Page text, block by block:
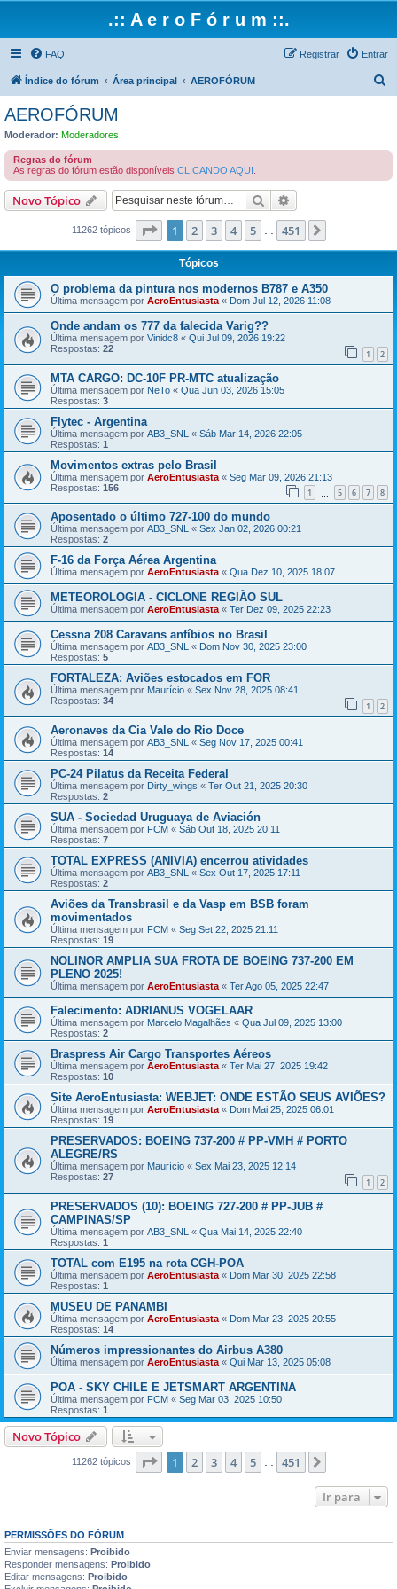
.:: A e r o F ó r u m ::.
FAQ Entrar
Registrar
Índice do fórum Área principal AEROFÓRUM
r
AEROFÓRUM
Moderador: Moderadores
Regras do fórum
As regras do fórum estão disponíveis CLICANDO AQUI
Novo Tópico Pesquisar
11262 tópicos Página de 451
1 2 3 4 5 451
Tópicos
O problema da pintura nos modernos B787 e A350
Última mensagem por AeroEntusiasta « Dom Jul 12, 2026 11:08
Onde andam os 777 da falecida Varig??
Última mensagem por Vinidc8 « Qui Jul 09, 2026 19:22
Respostas: 22 1 2
MTA CARGO: DC-10F PR-MTC atualização
Última mensagem por NeTo « Qua Jun 03, 2026 15:05
Respostas: 3
Flytec - Argentina
Última mensagem por AB3_SNL « Sáb Mar 14, 2026 22:05
Respostas: 1
Movimentos extras pelo Brasil
Última mensagem por AeroEntusiasta « Seg Mar 09, 2026 21:13
Respostas: 156 1 5 6 7 8
Aposentado o último 727-100 do mundo
Última mensagem por AB3_SNL « Sex Jan 02, 2026 00:21
Respostas: 2
F-16 da Força Aérea Argentina
Última mensagem por AeroEntusiasta « Qua Dez 10, 2025 18:07
METEOROLOGIA - CICLONE REGIÃO SUL
Última mensagem por AeroEntusiasta « Ter Dez 09, 2025 22:23
Cessna 208 Caravans anfíbios no Brasil
Última mensagem por AB3_SNL « Dom Nov 30, 2025 23:00
Respostas: 5
FORTALEZA: Aviões estocados em FOR
Última mensagem por Maurício « Sex Nov 28, 2025 08:41
Respostas: 34 1 2
Aeronaves da Cia Vale do Rio Doce
Última mensagem por AB3_SNL « Seg Nov 17, 2025 00:41
Respostas: 14
PC-24 Pilatus da Receita Federal
Última mensagem por Dirty_wings « Ter Out 21, 2025 20:30
Respostas: 2
SUA - Sociedad Uruguaya de Aviación
Última mensagem por FCM « Sáb Out 18, 2025 20:11
Respostas: 7
TOTAL EXPRESS (ANIVIA) encerrou atividades
Última mensagem por AB3_SNL « Sex Out 17, 2025 17:11
Respostas: 2
Aviões da Transbrasil e da Vasp em BSB foram
movimentados
Última mensagem por FCM « Seg Set 22, 2025 21:11
Respostas: 19
NOLINOR AMPLIA SUA FROTA DE BOEING 737-200 EM
PLENO 2025!
Última mensagem por AeroEntusiasta « Ter Ago 05, 2025 22:47
Falecimento: ADRIANUS VOGELAAR
Última mensagem por Marcelo Magalhães « Qua Jul 09, 2025 13:00
Respostas: 2
Braspress Air Cargo Transportes Aéreos
Última mensagem por AeroEntusiasta « Ter Mai 27, 2025 19:42
Respostas: 10
Site AeroEntusiasta: WEBJET: ONDE ESTÃO SEUS AVIÕES?
Última mensagem por AeroEntusiasta « Dom Mai 25, 2025 06:01
Respostas: 19
PRESERVADOS: BOEING 737-200 # PP-VMH # PORTO
ALEGRE/RS
Última mensagem por Maurício « Sex Mai 23, 2025 12:14
Respostas: 27 1 2
PRESERVADOS (10): BOEING 727-200 # PP-JUB #
CAMPINAS/SP
Última mensagem por AB3_SNL « Qua Mai 14, 2025 22:40
Respostas: 1
TOTAL com E195 na rota CGH-POA
Última mensagem por AeroEntusiasta « Dom Mar 30, 2025 22:58
Respostas: 1
MUSEU DE PANAMBI
Última mensagem por AeroEntusiasta « Dom Mar 23, 2025 20:55
Respostas: 14
Números impressionantes do Airbus A380
Última mensagem por AeroEntusiasta « Qui Mar 13, 2025 05:08
POA - SKY CHILE E JETSMART ARGENTINA
Última mensagem por FCM « Seg Mar 03, 2025 10:50
Respostas: 1
Novo Tópico
11262 tópicos Página de 451
1 2 3 4 5 451
Ir para
PERMISSÕES DO FÓRUM
Enviar mensagens: Proibido
Responder mensagens: Proibido
Editar mensagens: Proibido